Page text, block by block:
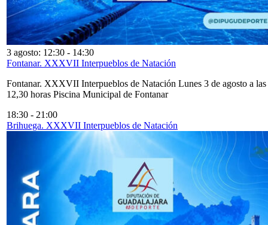
3 agosto: 12:30 - 14:30
Fontanar. XXXVII Interpueblos de Natación
Fontanar. XXXVII Interpueblos de Natación Lunes 3 de agosto a las
12,30 horas Piscina Municipal de Fontanar
18:30 - 21:00
Brihuega. XXXVII Interpueblos de Natación